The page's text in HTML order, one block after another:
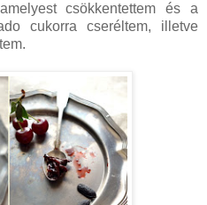
csökkentettem és a
cukorra cseréltem, illetve